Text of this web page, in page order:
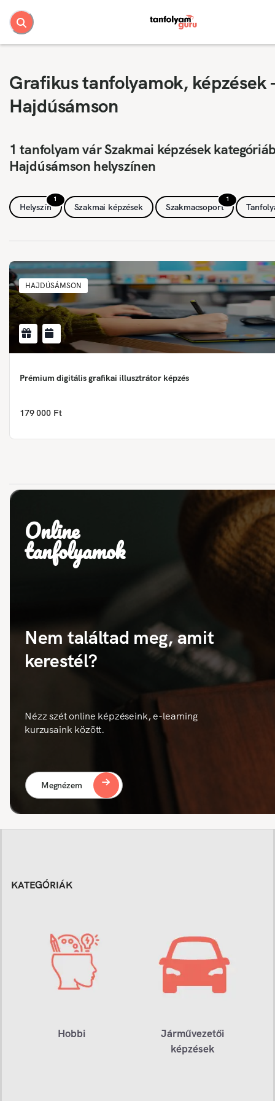
Grafikus tanfolyamok, képzések
Hajdúsámson
1 tanfolyam vár Szakmai képzések
Hajdúsámson helyszínen
1
Helyszín Szakmai képzések
1
Szakmacsoport
HAJDÚSÁMSON
Prémium digitális grafikai illusztrátor képzés
179 000 Ft
Online
tanfolyamok
Nem találtad meg, amit
kerestél?
Nézz szét online képzéseink, e-learning
kurzusaink között.
Megnézem
KATEGÓRIÁK
Hobbi
Járművezetői
képzések